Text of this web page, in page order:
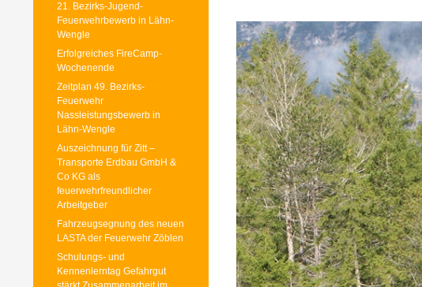
21. Bezirks-Jugend-
Feuerwehrbewerb in Lähn-
Wengle
Erfolgreiches FireCamp-
Wochenende
Zeitplan 49. Bezirks-
Feuerwehr
Nassleistungsbewerb in
Lähn-Wengle
Auszeichnung für Zitt –
Transporte Erdbau GmbH &
Co KG als
feuerwehrfreundlicher
Arbeitgeber
Fahrzeugsegnung des neuen
LASTA der Feuerwehr Zöblen
Schulungs- und
Kennenlerntag Gefahrgut